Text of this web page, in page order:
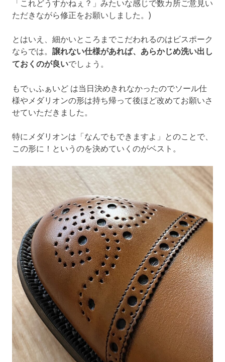
「これどうすかねぇ？」みたいな感じで数カ所ご意見い
ただきながら修正をお願いしました。)
とはいえ、細かいところまでこだわれるのはビスポーク
ならでは。 譲れない仕様があれば、あらかじめ洗い出し
ておくのが良いでしょう。
もでぃふぁいど は当日決めきれなかったのでソール仕
様やメダリオンの形は持ち帰って後ほど改めてお願いさ
せていただきました。
特にメダリオンは「なんでもできますよ」とのことで、
この形に！というのを決めていくのがベスト。